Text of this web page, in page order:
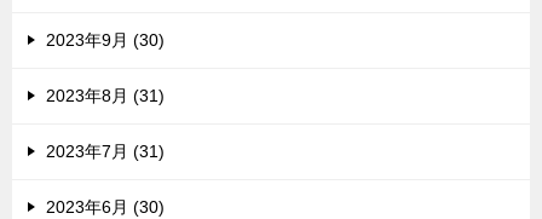
2023年9月 (30)
2023年8月 (31)
2023年7月 (31)
2023年6月 (30)